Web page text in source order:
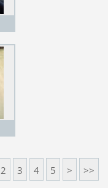
2 3 4 5 > >>